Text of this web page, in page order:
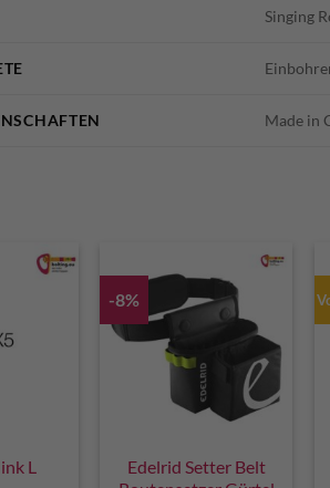
Singing
Made in
L
-8%
Edelrid Setter Belt